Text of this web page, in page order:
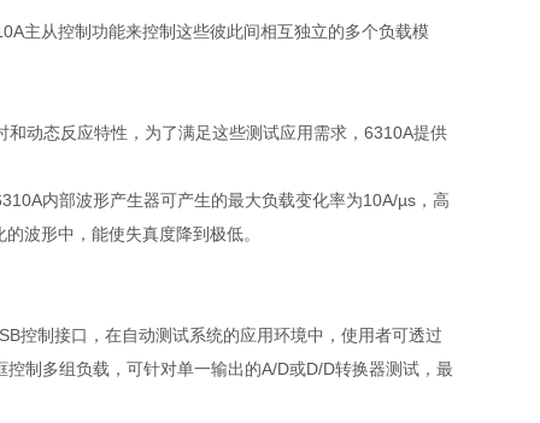
主从控制功能来控制这些彼此间相互独立的多个负载模
动态反应特性，为了满足这些测试应用需求， 6310A提供
内部波形产生器可产生的最大负载变化率为10A/µs ，高
波形中，能使失真度降到极低。
控制接口，在自动测试系统的应用环境中，使用者可透过
控制多组负载，可针对单一输出的A/D或D/D转换器测试，最